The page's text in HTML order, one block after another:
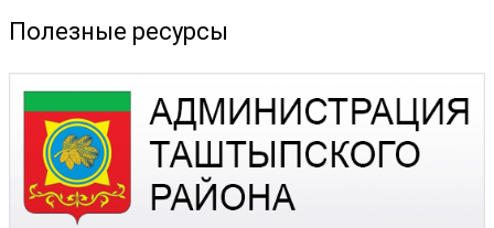
Полезные ресурсы